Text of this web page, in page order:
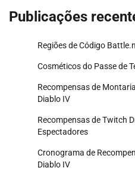
Publicações
Regiões de Código
Cosméticos do Passe de
Recompensas de
Diablo IV
Recompensas de Twitch
Espectadores
Cronograma de
Diablo IV